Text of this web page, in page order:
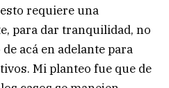
requiere una
para dar tranquilidad, no
acá en adelante para
Mi planteo fue que de